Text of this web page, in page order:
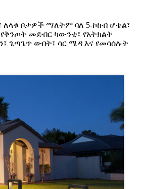
ለላቁ ቦታዎች ማለትም ባለ 5-ኮከብ ሆቴል፣
የቅንጦት መደብር ካውንቲ፣ የአትክልት
ጌጣጌጥ ውበት፣ ሳር ሜዳ እና የመሳሰሉት